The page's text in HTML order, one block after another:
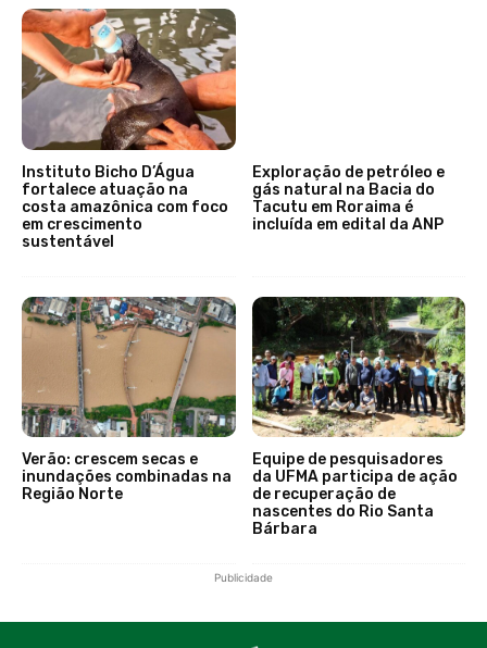
Instituto Bicho D’Água
fortalece atuação na
costa amazônica com foco
em crescimento
sustentável
Exploração de petróleo e
gás natural na Bacia do
Tacutu em Roraima é
incluída em edital da ANP
Verão: crescem secas e
inundações combinadas na
Região Norte
Equipe de pesquisadores
da UFMA participa de ação
de recuperação de
nascentes do Rio Santa
Bárbara
Publicidade